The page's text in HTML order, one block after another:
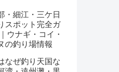
・細江・三ケ日
スポット完全ガ
ウナギ・コイ・
の釣り場情報
なぜ釣り天国な